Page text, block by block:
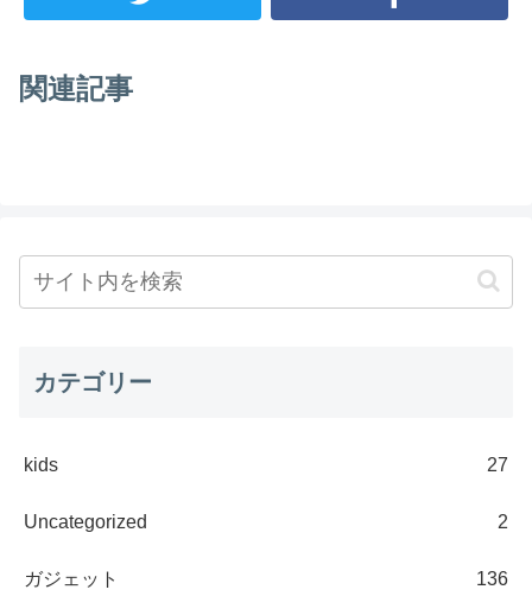
関連記事
カテゴリー
kids 27
Uncategorized 2
ガジェット 136